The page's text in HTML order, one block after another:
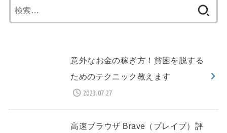
索:
意外なお金の稼ぎ方！貧困を脱する
ためのテクニック教えます
2023.07.27
高速ブラウザ Brave（ブレイブ）評